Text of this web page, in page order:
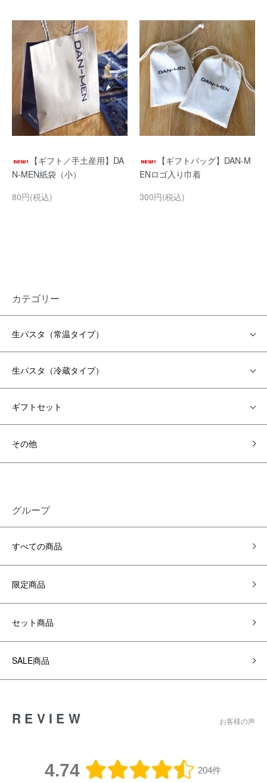
【ギフト／手土産用】DA
N-MEN紙袋（小）
80円(税込)
【ギフトバッグ】DAN-M
ENロゴ入り巾着
300円(税込)
カテゴリー
生パスタ（常温タイプ）
生パスタ（冷蔵タイプ）
ギフトセット
その他
グループ
すべての商品
限定商品
セット商品
SALE商品
REVIEW お客様の声
4.74 204件